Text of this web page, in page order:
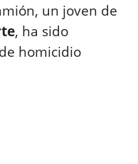
un joven de
, ha sido
homicidio